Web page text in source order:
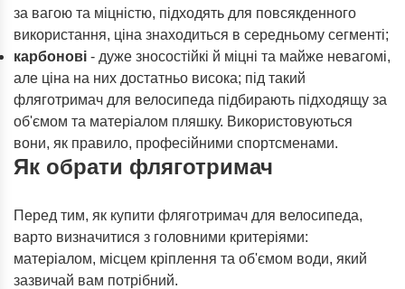
за вагою та міцністю, підходять для повсякденного
використання, ціна знаходиться в середньому сегменті;
карбонові - дуже зносостійкі й міцні та майже невагомі,
але ціна на них достатньо висока; під такий
фляготримач для велосипеда підбирають підходящу за
об'ємом та матеріалом пляшку. Використовуються
вони, як правило, професійними спортсменами.
Як обрати фляготримач
Перед тим, як купити фляготримач для велосипеда,
варто визначитися з головними критеріями:
матеріалом, місцем кріплення та об'ємом води, який
зазвичай вам потрібний.